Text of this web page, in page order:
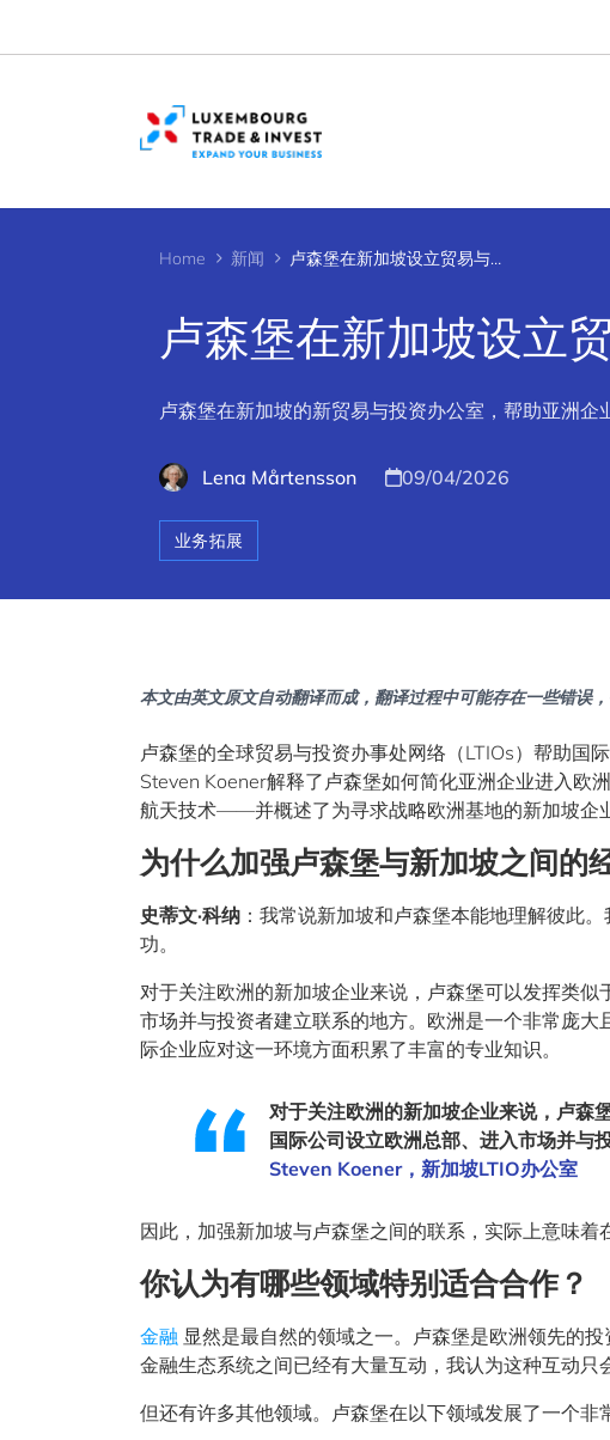
Home 新闻 卢森堡在新加坡设立贸易与投资办事处
卢森堡在新加坡设立
卢森堡在新加坡的新贸易与投资办公室，帮助亚洲
Lena Mårtensson 09/04/2026
业务拓展
本文由英文原文自动翻译而成，翻译过程中可能存在一些错误，
卢森堡的全球贸易与投资办事处网络（LTIOs）帮助国
Steven Koener解释了卢森堡如何简化亚洲企业进入
航天技术——并概述了为寻求战略欧洲基地的新加坡企
为什么加强卢森堡与新加坡之间的
史蒂文·科纳 ：我常说新加坡和卢森堡本能地理解彼此
功。
对于关注欧洲的新加坡企业来说，卢森堡可以发挥类
市场并与投资者建立联系的地方。欧洲是一个非常庞
际企业应对这一环境方面积累了丰富的专业知识。
对于关注欧洲的新加坡企业来说，卢森
国际公司设立欧洲总部、进入市场并与
Steven Koener，新加坡LTIO办公室
因此，加强新加坡与卢森堡之间的联系，实际上意味着
你认为有哪些领域特别适合合作？
金融 显然是最自然的领域之一。卢森堡是欧洲领先的
金融生态系统之间已经有大量互动，我认为这种互动只
但还有许多其他领域。卢森堡在以下领域发展了一个非